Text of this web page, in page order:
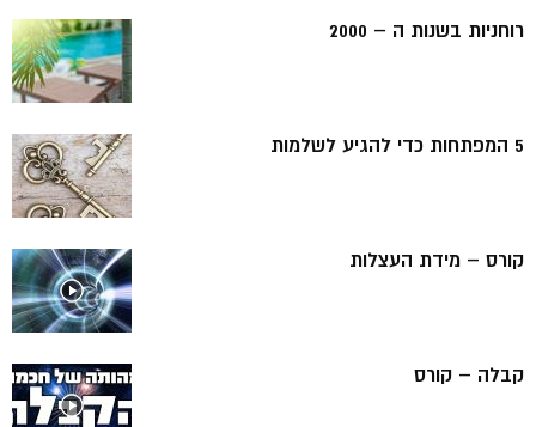
רוחניות בשנות ה – 2000
5 המפתחות כדי להגיע לשלמות
קורס – מידת העצלות
קבלה – קורס